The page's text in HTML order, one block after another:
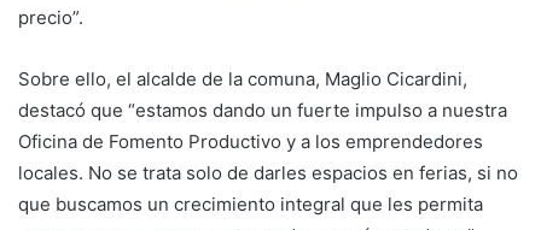
precio”.
Sobre ello, el alcalde de la comuna, Maglio Cicardini,
destacó que “estamos dando un fuerte impulso a nuestra
Oficina de Fomento Productivo y a los emprendedores
locales. No se trata solo de darles espacios en ferias, si no
que buscamos un crecimiento integral que les permita